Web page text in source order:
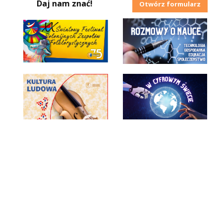
Daj nam znać! Otwórz formularz